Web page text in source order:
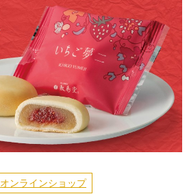
オンラインショップ